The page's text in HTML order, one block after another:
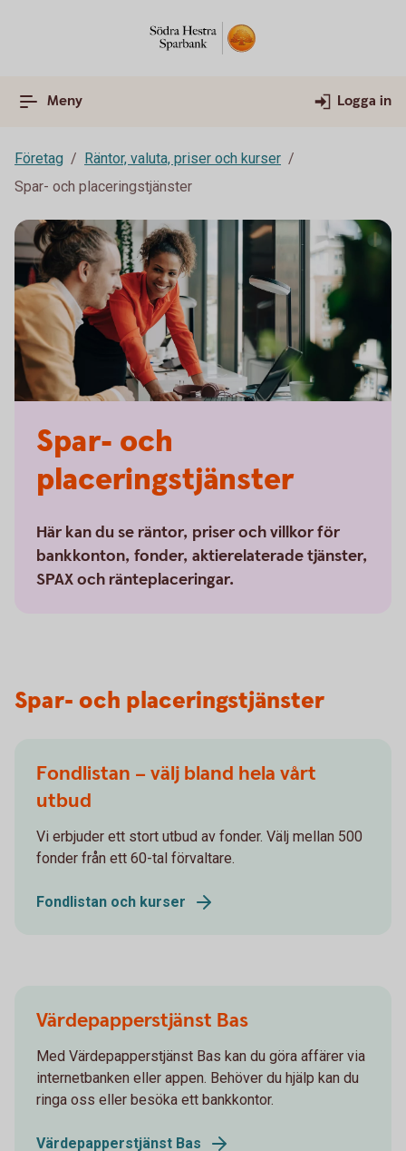
Meny Logga in
Företag
Räntor, valuta, priser och kurser
Spar- och placeringstjänster
Spar- och
placeringstjänster
Här kan du se räntor, priser och villkor för
bankkonton, fonder, aktierelaterade tjänster,
SPAX och ränteplaceringar.
Spar- och placeringstjänster
Fondlistan – välj bland hela vårt
utbud
Vi erbjuder ett stort utbud av fonder. Välj mellan 500
fonder från ett 60-tal förvaltare.
Fondlistan och kurser
Värdepapperstjänst Bas
Med Värdepapperstjänst Bas kan du göra affärer via
internetbanken eller appen. Behöver du hjälp kan du
ringa oss eller besöka ett bankkontor.
Värdepapperstjänst Bas